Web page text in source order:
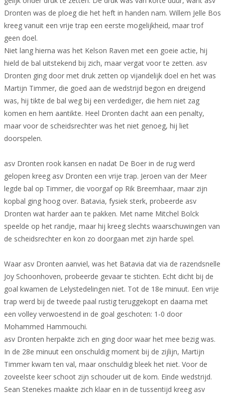
Dronten was de ploeg die het heft in handen nam. Willem Jelle Bos
kreeg vanuit een vrije trap een eerste mogelijkheid, maar trof
geen doel.
Niet lang hierna was het Kelson Raven met een goeie actie, hij
hield de bal uitstekend bij zich, maar vergat voor te zetten. asv
Dronten ging door met druk zetten op vijandelijk doel en het was
Martijn Timmer, die goed aan de wedstrijd begon en dreigend
was, hij tikte de bal weg bij een verdediger, die hem niet zag
komen en hem aantikte. Heel Dronten dacht aan een penalty,
maar voor de scheidsrechter was het niet genoeg, hij liet
doorspelen.
asv Dronten rook kansen en nadat De Boer in de rug werd
gelopen kreeg asv Dronten een vrije trap. Jeroen van der Meer
legde bal op Timmer, die voorgaf op Rik Breemhaar, maar zijn
kopbal ging hoog over. Batavia, fysiek sterk, probeerde asv
Dronten wat harder aan te pakken. Met name Mitchel Bolck
speelde op het randje, maar hij kreeg slechts waarschuwingen van
de scheidsrechter en kon zo doorgaan met zijn harde spel.
Waar asv Dronten aanviel, was het Batavia dat via de razendsnelle
Joy Schoonhoven, probeerde gevaar te stichten. Echt dicht bij de
goal kwamen de Lelystedelingen niet. Tot de 18e minuut. Een vrije
trap werd bij de tweede paal rustig teruggekopt en daarna met
een volley verwoestend in de goal geschoten: 1-0 door
Mohammed Hammouchi.
asv Dronten herpakte zich en ging door waar het mee bezig was.
In de 28e minuut een onschuldig moment bij de zijlijn, Martijn
Timmer kwam ten val, maar onschuldig bleek het niet. Voor de
zoveelste keer schoot zijn schouder uit de kom. Einde wedstrijd.
Sean Stenekes maakte zich klaar en in de tussentijd kreeg asv